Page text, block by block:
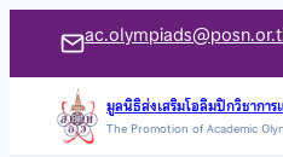
เนื้อหา
มูลนิธิส่งเสริมโอลิมปิกวิชากา
The Promotion of Academic